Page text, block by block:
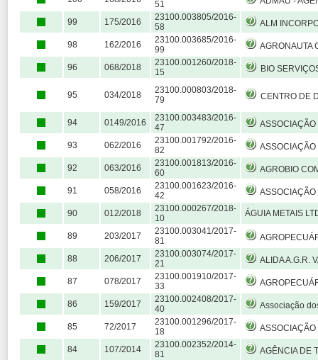
51
99 175/2016
23100.003805/2016-
58
ALM
98 162/2016
23100.003685/2016-
99
AGRONAUTA COMÉRCIO E
96 068/2018
23100.001260/2018-
15
BIO SERVIÇOS E COMÉRCIO DE
95 034/2018
23100.000803/2018-
79
CENTRO DE
94 0149/2016
23100.003483/2016-
47
ASSOCIAÇÃO HOSPITALAR
93 062/2016
23100.001792/2016-
82
ASSOCIAÇÃO COMERCIAL, INDUSTRIAL DE
92 063/2016
23100.001813/2016-
60
AGROBIO COMÉRCIO REPRESENTAÇÃO
91 058/2016
23100.001623/2016-
42
ASSOCIAÇÃO DE
90 012/2018
23100.000267/2018-
10
ÁGUIA METAIS
89 203/2017
23100.003041/2017-
81
88 206/2017
23100.003074/2017-
21
ALIDA A.G.R.
87 078/2017
23100.001910/2017-
33
86 159/2017
23100.002408/2017-
40
Associação dos Usuários da Água da
85 72/2017
23100.001296/2017-
18
ASSOCIAÇÃO DOS AMIGOS DO
84 107/2014
23100.002352/2014-
81
AGÊNCIA DE